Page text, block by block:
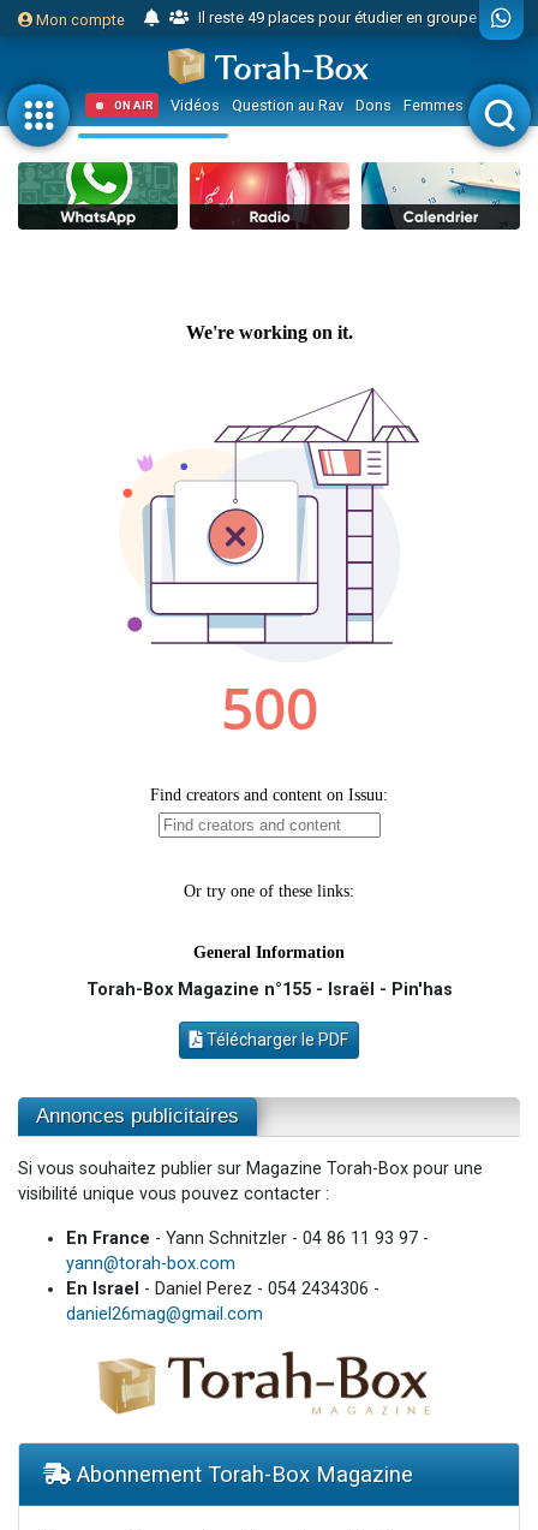
Mon compte
Il reste 49 places pour étudier en groupe sur Zoom
23 personnes viennent de faire un don pour Diane, 80 ans, dans un appartement insalubre
Eva vient de donner son Maasser
Odaya vient de donner son Maasser
3 personnes viennent de faire un don pour 5 jours de vacances aux Orphelins
Il reste 49 places pour étudier en groupe sur Zoom
12 nouvelles musiques dans Torah-Box Music
2 nouvelles musiques dans Torah-Box Music
8 personnes viennent de faire un don pour Tsédaka : pauvres d'Israel
ON AIR Vidéos Question au Rav Dons Femmes Enfants
Torah-Box Magazine n°155 - Israël - Pin'has
Télécharger le PDF
Annonces publicitaires
Si vous souhaitez publier sur Magazine Torah-Box pour une
visibilité unique vous pouvez contacter :
En France - Yann Schnitzler - 04 86 11 93 97 -
yann@torah-box.com
En Israel - Daniel Perez - 054 2434306 -
daniel26mag@gmail.com
Abonnement Torah-Box Magazine